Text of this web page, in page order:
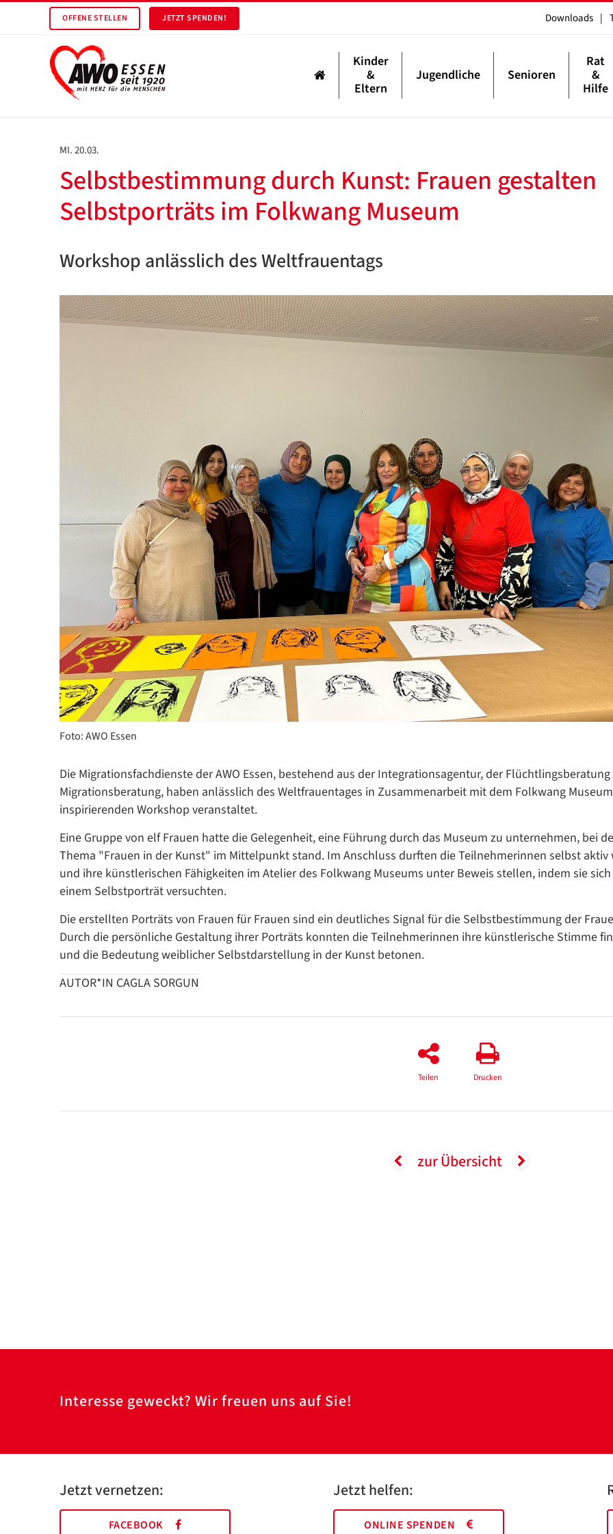
OFFENE STELLEN JETZT SPENDEN! Downloads |
Kinder
&
Eltern
Jugendliche Senioren
Rat
&
Hilfe
MI. 20.03.
Selbstbestimmung durch Kunst: Frauen gestalten
Selbstporträts im Folkwang Museum
Workshop anlässlich des Weltfrauentags
Foto: AWO Essen
Die Migrationsfachdienste der AWO Essen, bestehend aus der Integrationsagentur, der
Migrationsberatung, haben anlässlich des Weltfrauentages in Zusammenarbeit mit dem Folkwang
inspirierenden Workshop veranstaltet.
Eine Gruppe von elf Frauen hatte die Gelegenheit, eine Führung durch das Museum zu unternehmen, bei
Thema "Frauen in der Kunst" im Mittelpunkt stand. Im Anschluss durften die Teilnehmerinnen selbst aktiv
und ihre künstlerischen Fähigkeiten im Atelier des Folkwang Museums unter Beweis stellen, indem sie
einem Selbstporträt versuchten.
Die erstellten Porträts von Frauen für Frauen sind ein deutliches Signal für die Selbstbestimmung der
Durch die persönliche Gestaltung ihrer Porträts konnten die Teilnehmerinnen ihre künstlerische Stimme
und die Bedeutung weiblicher Selbstdarstellung in der Kunst betonen.
AUTOR*IN CAGLA SORGUN
Teilen Drucken
zur Übersicht
Interesse geweckt? Wir freuen uns auf Sie!
Jetzt vernetzen:
FACEBOOK
Jetzt helfen:
ONLINE SPENDEN
ZURÜCK
Google Datenschutzerklärung
/
Translate
ZURÜCK